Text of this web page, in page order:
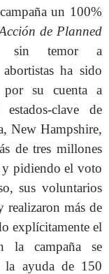
un 100%
de Planned
sin temor a
ha sido
por su cuenta a
clave de
New Hampshire,
de tres millones
y pidiendo el voto
sus voluntarios
realizaron más de
explícitamente el
la campaña se
la ayuda de 150